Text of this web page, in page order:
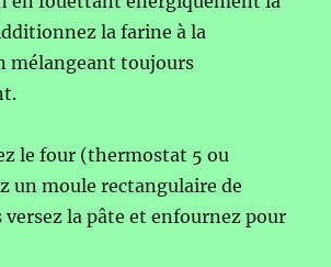
la farine à la
mélangeant toujours
le four (thermostat 5 ou
un moule rectangulaire de
versez la pâte et enfournez pour